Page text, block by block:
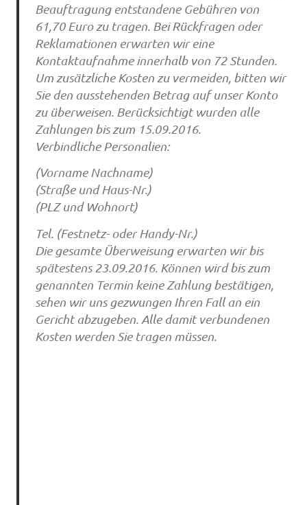
Beauftragung entstandene Gebühren von
61,70 Euro zu tragen. Bei Rückfragen oder
Reklamationen erwarten wir eine
Kontaktaufnahme innerhalb von 72 Stunden.
Um zusätzliche Kosten zu vermeiden, bitten wir
Sie den ausstehenden Betrag auf unser Konto
zu überweisen. Berücksichtigt wurden alle
Zahlungen bis zum 15.09.2016.
Verbindliche Personalien:
(Vorname Nachname)
(Straße und Haus-Nr.)
(PLZ und Wohnort)
Tel. (Festnetz- oder Handy-Nr.)
Die gesamte Überweisung erwarten wir bis
spätestens 23.09.2016. Können wird bis zum
genannten Termin keine Zahlung bestätigen,
sehen wir uns gezwungen Ihren Fall an ein
Gericht abzugeben. Alle damit verbundenen
Kosten werden Sie tragen müssen.